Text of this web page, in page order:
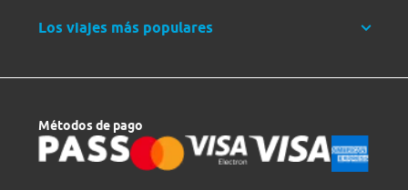
Los viajes más populares
Métodos de pago